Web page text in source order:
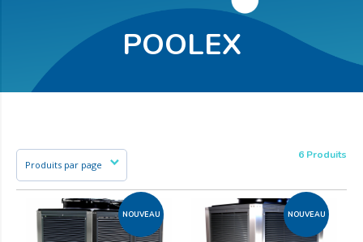
POOLEX
6 Produits
NOUVEAU NOUVEAU